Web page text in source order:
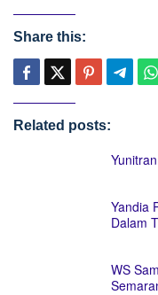
Share this:
Related posts:
Yandia
Dalam
WS